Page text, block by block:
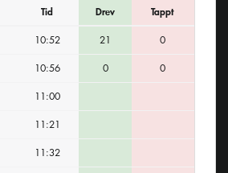
Tid Drev Tappt
10:52 21 0
10:56 0 0
11:00
11:21
11:32